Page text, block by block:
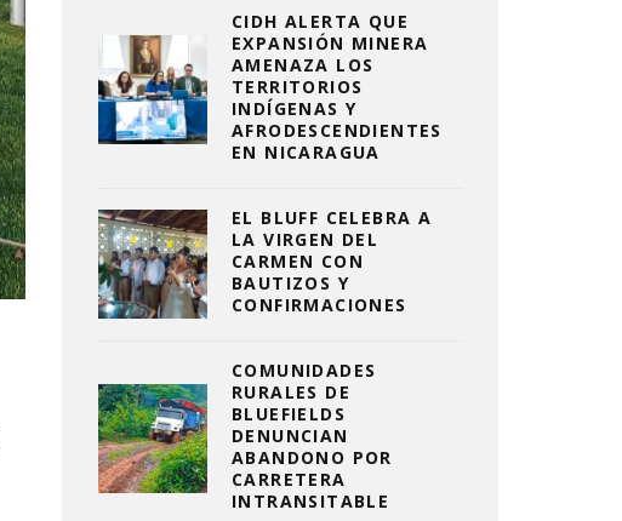
CIDH ALERTA QUE
EXPANSIÓN MINERA
AMENAZA LOS
TERRITORIOS
INDÍGENAS Y
AFRODESCENDIENTES
EN NICARAGUA
EL BLUFF CELEBRA A
LA VIRGEN DEL
CARMEN CON
BAUTIZOS Y
CONFIRMACIONES
COMUNIDADES
RURALES DE
BLUEFIELDS
DENUNCIAN
ABANDONO POR
CARRETERA
INTRANSITABLE